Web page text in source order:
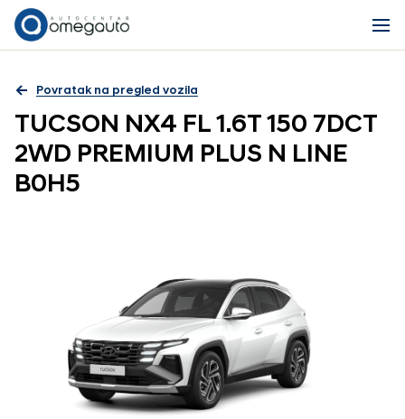
Povratak na pregled vozila
TUCSON NX4 FL 1.6T 150 7DCT
2WD PREMIUM PLUS N LINE
B0H5